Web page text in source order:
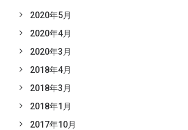
2020年5月
2020年4月
2020年3月
2018年4月
2018年3月
2018年1月
2017年10月